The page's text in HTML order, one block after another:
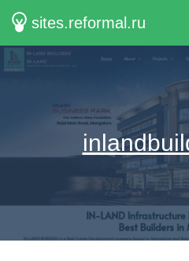
sites.reformal.ru